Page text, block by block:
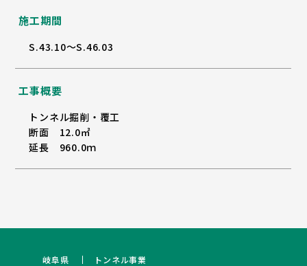
施工期間
S.43.10～S.46.03
工事概要
トンネル掘削・覆工
断面 12.0㎡
延長 960.0ｍ
岐阜県 トンネル事業